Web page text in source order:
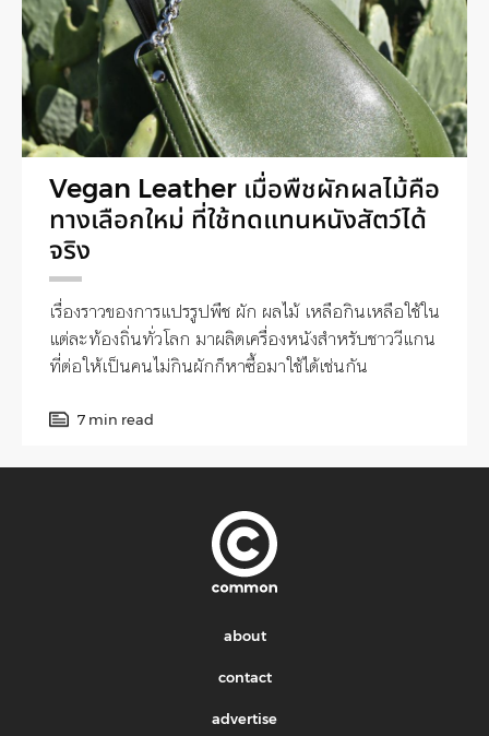
Vegan Leather เมื่อพืชผักผลไม้คือ
ทางเลือกใหม่ ที่ใช้ทดแทนหนังสัตว์ได้
จริง
เรื่องราวของการแปรรูปพืช ผัก ผลไม้ เหลือกินเหลือใช้ใน
แต่ละท้องถิ่นทั่วโลก มาผลิตเครื่องหนังสำหรับชาววีแกน
ที่ต่อให้เป็นคนไม่กินผักก็หาซื้อมาใช้ได้เช่นกัน
7 min read
about
contact
advertise